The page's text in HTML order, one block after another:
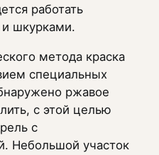
работать
шкурками.
метода краска
специальных
ржавое
с этой целью
с
Небольшой участок